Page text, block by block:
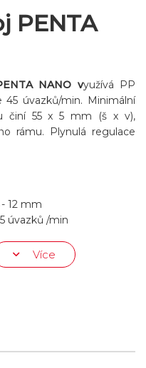
PENTA
NANO využívá PP
45 úvazků/min. Minimální
činí 55 x 5 mm (š x v),
rámu. Plynulá regulace
- 12 mm
úvazků /min
Více